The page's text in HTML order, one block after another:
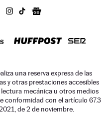
una reserva expresa de las
y otras prestaciones accesibles
mecánica u otros medios
conformidad con el artículo 67.3
de 2 de noviembre.